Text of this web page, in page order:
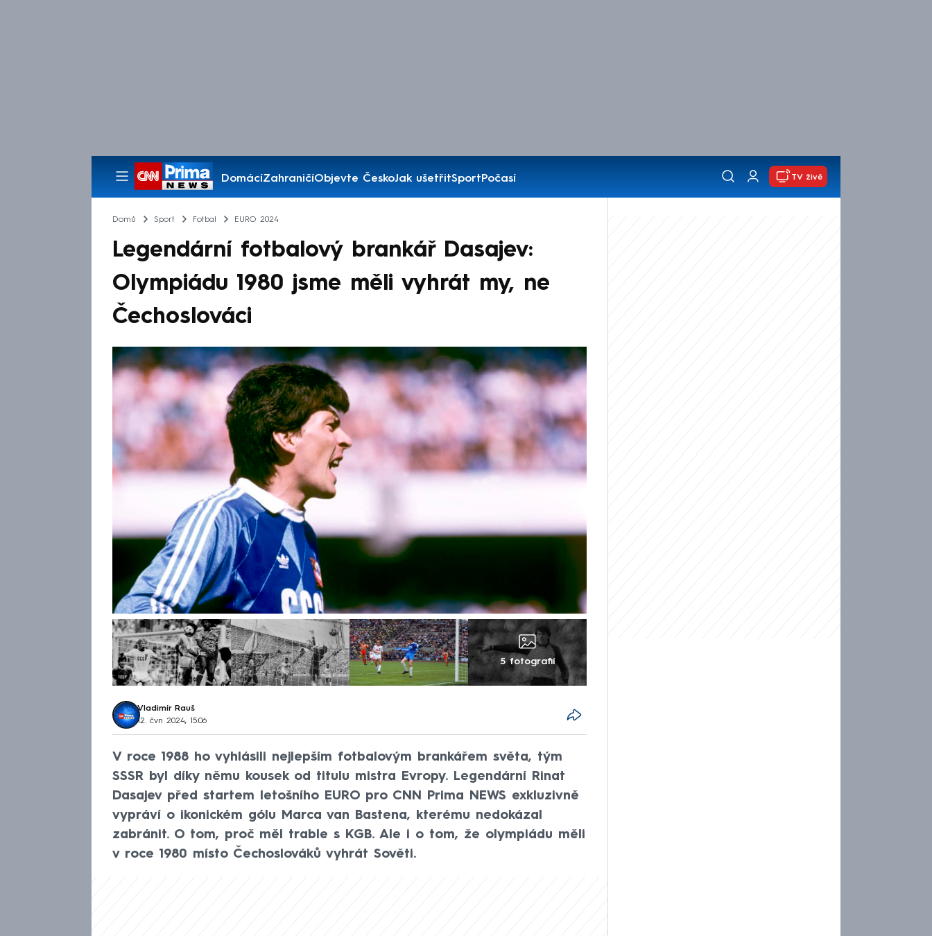
DomácíZahraničíObjevte ČeskoJak ušetřitSportPočasí
Pořady
TV živě
Domů Sport Fotbal EURO 2024
Legendární fotbalový brankář Dasajev:
Olympiádu 1980 jsme měli vyhrát my, ne
Čechoslováci
5 fotografií
Vladimír Rauš
12. čvn 2024, 15:06
V roce 1988 ho vyhlásili nejlepším fotbalovým brankářem světa, tým
SSSR byl díky němu kousek od titulu mistra Evropy. Legendární Rinat
Dasajev před startem letošního EURO pro CNN Prima NEWS exkluzivně
vypráví o ikonickém gólu Marca van Bastena, kterému nedokázal
zabránit. O tom, proč měl trable s KGB. Ale i o tom, že olympiádu měli
v roce 1980 místo Čechoslováků vyhrát Sověti.